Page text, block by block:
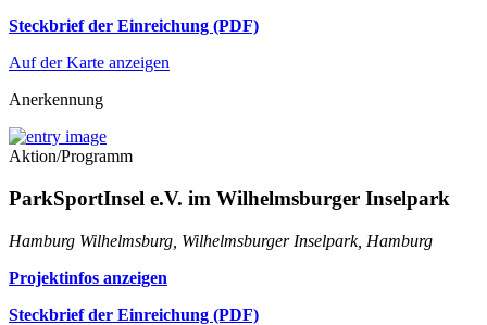
Steckbrief der Einreichung (PDF)
Auf der Karte anzeigen
Anerkennung
Aktion/Programm
ParkSportInsel e.V. im Wilhelmsburger Inselpark
Hamburg Wilhelmsburg, Wilhelmsburger Inselpark, Hamburg
Projektinfos anzeigen
Steckbrief der Einreichung (PDF)